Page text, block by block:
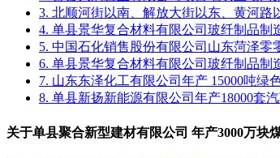
3. 北顺河街以南、解放大街以东、黄河路
4. 单县景华复合材料有限公司玻纤制品
5. 中国石化销售股份有限公司山东菏泽
6. 单县景华复合材料有限公司玻纤制品
7. 山东东泽化工有限公司年产 15000吨
8. 单县新扬新能源有限公司年产18000套
关于单县聚合新型建材有限公司 年产3000万